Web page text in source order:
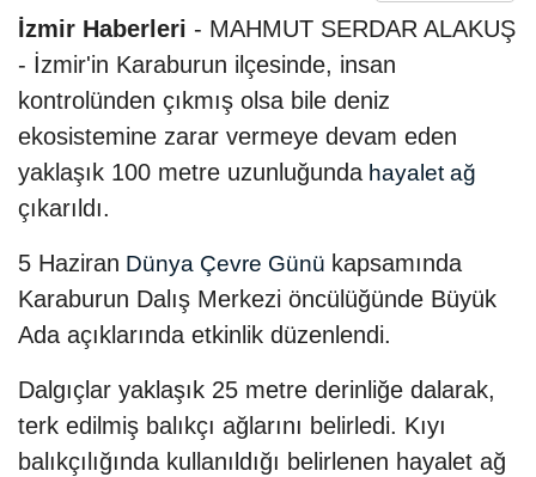
İzmir Haberleri - MAHMUT SERDAR ALAKUŞ
- İzmir'in Karaburun ilçesinde, insan
kontrolünden çıkmış olsa bile deniz
ekosistemine zarar vermeye devam eden
yaklaşık 100 metre uzunluğundahayalet ağ
çıkarıldı.
5 Haziran Dünya Çevre Günü kapsamında
Karaburun Dalış Merkezi öncülüğünde Büyük
Ada açıklarında etkinlik düzenlendi.
Dalgıçlar yaklaşık 25 metre derinliğe dalarak,
terk edilmiş balıkçı ağlarını belirledi. Kıyı
balıkçılığında kullanıldığı belirlenen hayalet ağ